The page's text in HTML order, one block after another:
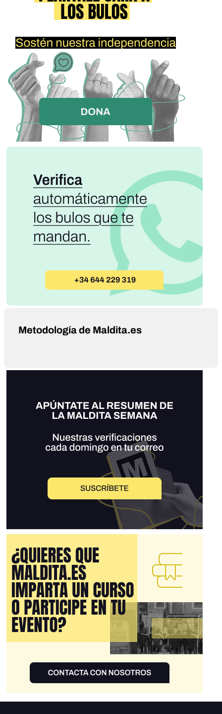
Metodología de Maldita.es